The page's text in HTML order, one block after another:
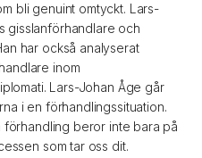
bli genuint omtyckt. Lars-
gisslanförhandlare och
har också analyserat
inom
Lars-Johan Åge går
i en förhandlingssituation.
beror inte bara på
som tar oss dit.